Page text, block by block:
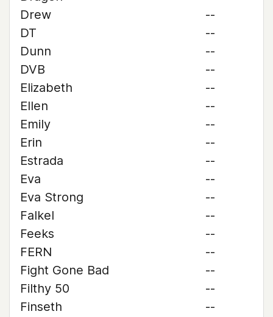
Drew
--
DT
--
Dunn
--
DVB
--
Elizabeth
--
Ellen
--
Emily
--
Erin
--
Estrada
--
Eva
--
Eva Strong
--
Falkel
--
Feeks
--
FERN
--
Fight Gone Bad
--
Filthy 50
--
Finseth
--